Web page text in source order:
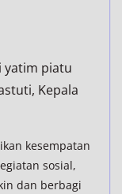
yatim piatu
Kepala
kesempatan
sosial,
dan berbagi